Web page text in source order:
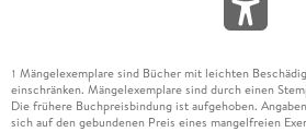
1 Mängelexemplare sind Bücher mit leichten
einschränken. Mängelexemplare sind durch einen
Die frühere Buchpreisbindung ist aufgehoben.
sich auf den gebundenen Preis eines mangelfreien